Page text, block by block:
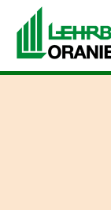
Inhalt
springen